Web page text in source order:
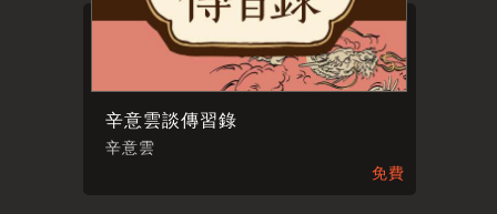
辛意雲談傳習錄
辛意雲
免費